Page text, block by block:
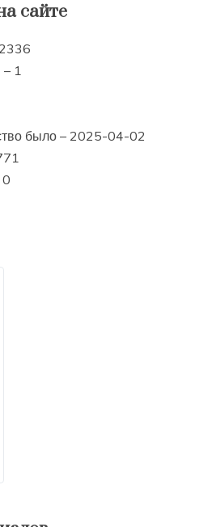
сайте
– 1
было – 2025-04-02
0